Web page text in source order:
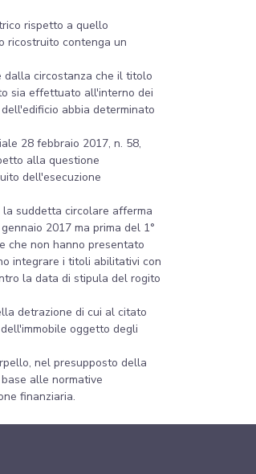
rispetto a quello
ricostruito contenga un
dalla circostanza che il titolo
sia effettuato all'interno dei
abbia determinato
28 febbraio 2017, n. 58,
alla questione
dell'esecuzione
suddetta circolare afferma
2017 ma prima del 1°
che non hanno presentato
integrare i titoli abilitativi con
la data di stipula del rogito
detrazione di cui al citato
oggetto degli
nel presupposto della
alle normative
finanziaria.